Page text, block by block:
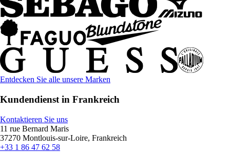
Entdecken Sie alle unsere Marken
Kundendienst in Frankreich
Kontaktieren Sie uns
11 rue Bernard Maris
37270 Montlouis-sur-Loire, Frankreich
+33 1 86 47 62 58